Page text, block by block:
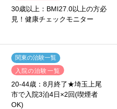
30歳以上：BMI27.0以上の方必
見！健康チェックモニター
関東の治験一覧
入院の治験一覧
20-44歳：8月終了★埼玉上尾
市で入院3泊4日×2回(喫煙者
OK)